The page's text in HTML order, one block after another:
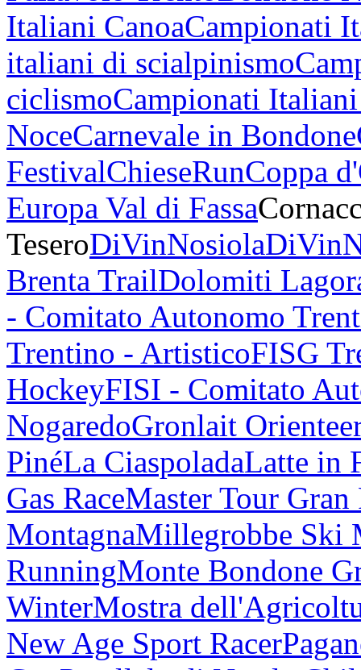
Italiani CanoaCampionati
italiani di scialpinismo
ciclismoCampionati
NoceCarnevale in Bondone
FestivalChieseRunCoppa
Europa Val di Fassa
TeseroDiVinNosiola
Brenta TrailDolomiti
- Comitato Autonomo
Trentino - ArtisticoFISG
HockeyFISI - Comitato
NogaredoGronlait
PinéLa CiaspoladaLatte in
Gas RaceMaster Tour Gran
MontagnaMillegrobbe Ski
RunningMonte Bondone
WinterMostra
New Age Sport Racer